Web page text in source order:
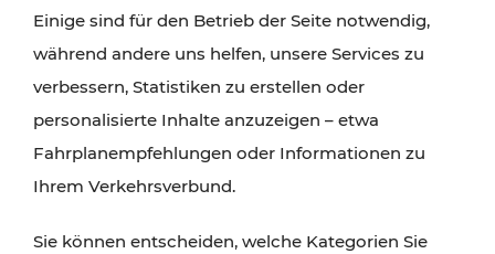
Attraktionen sind mit den Ticket- und Fahrplan-
Angeboten des VOR gut und schnell erreichbar.
Einige sind für den Betrieb der Seite notwendig,
während andere uns helfen, unsere Services zu
verbessern, Statistiken zu erstellen oder
personalisierte Inhalte anzuzeigen – etwa
Fahrplanempfehlungen oder Informationen zu
Ihrem Verkehrsverbund.
Sie können entscheiden, welche Kategorien Sie